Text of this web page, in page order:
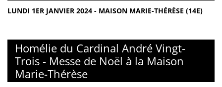
LUNDI 1ER JANVIER 2024 - MAISON MARIE-THÉRÈSE (14E)
Homélie du Cardinal André Vingt-
Trois - Messe de Noël à la Maison
Marie-Thérèse